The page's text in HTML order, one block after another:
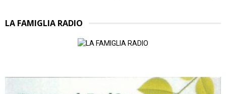
LA FAMIGLIA RADIO